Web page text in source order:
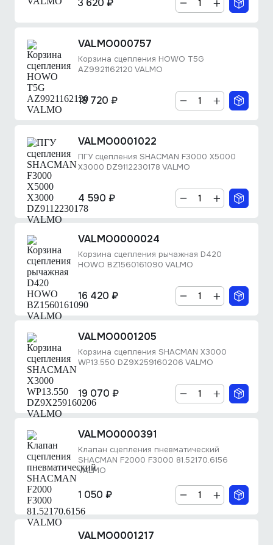
3 620 ₽
VALMO000757
Корзина сцепления HOWO T5G
AZ9921162120 VALMO
18 720 ₽
VALMO0001022
ПГУ сцепления SHACMAN F3000 X5000
X3000 DZ9112230178 VALMO
4 590 ₽
VALMO0000024
Корзина сцепления рычажная D420
HOWO BZ1560161090 VALMO
16 420 ₽
VALMO0001205
Корзина сцепления SHACMAN X3000
WP13.550 DZ9X259160206 VALMO
19 070 ₽
VALMO0000391
Клапан сцепления пневматический
SHACMAN F2000 F3000 81.52170.6156
VALMO
1 050 ₽
VALMO0001217